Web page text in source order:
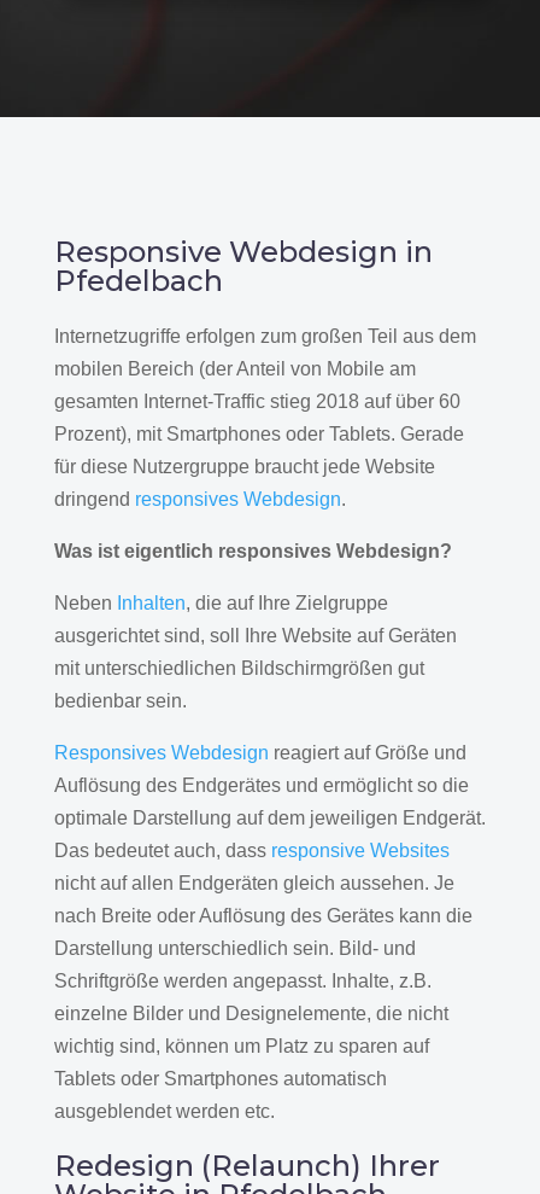
Responsive Webdesign in
Pfedelbach
Internetzugriffe erfolgen zum großen Teil aus dem
mobilen Bereich (der Anteil von Mobile am
gesamten Internet-Traffic stieg 2018 auf über 60
Prozent), mit Smartphones oder Tablets. Gerade
für diese Nutzergruppe braucht jede Website
dringend responsives Webdesign.
Was ist eigentlich responsives Webdesign?
Neben Inhalten, die auf Ihre Zielgruppe
ausgerichtet sind, soll Ihre Website auf Geräten
mit unterschiedlichen Bildschirmgrößen gut
bedienbar sein.
Responsives Webdesign reagiert auf Größe und
Auflösung des Endgerätes und ermöglicht so die
optimale Darstellung auf dem jeweiligen Endgerät.
Das bedeutet auch, dass responsive Websites
nicht auf allen Endgeräten gleich aussehen. Je
nach Breite oder Auflösung des Gerätes kann die
Darstellung unterschiedlich sein. Bild- und
Schriftgröße werden angepasst. Inhalte, z.B.
einzelne Bilder und Designelemente, die nicht
wichtig sind, können um Platz zu sparen auf
Tablets oder Smartphones automatisch
ausgeblendet werden etc.
Redesign (Relaunch) Ihrer